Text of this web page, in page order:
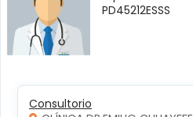
PD45212ESSS
Consultorio